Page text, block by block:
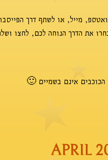
מייל, או לשתף דרך
את הדרך הנוחה לכם, לחצו
הכוכבים אינם בשמיים 🙂
APRIL